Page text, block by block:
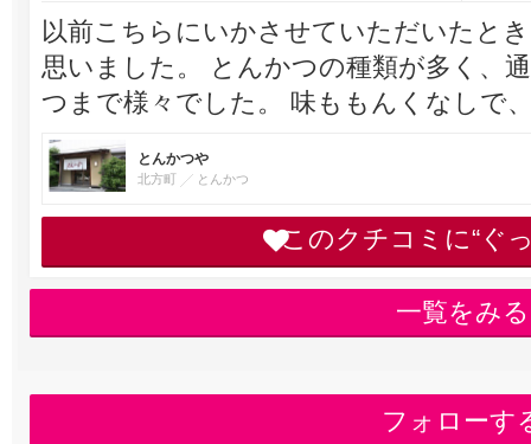
以前こちらにいかさせていただいたと
思いました。 とんかつの種類が多く、
つまで様々でした。 味ももんくなしで
とんかつや
北方町 とんかつ
このクチコミに“ぐ
一覧をみる
フォローす